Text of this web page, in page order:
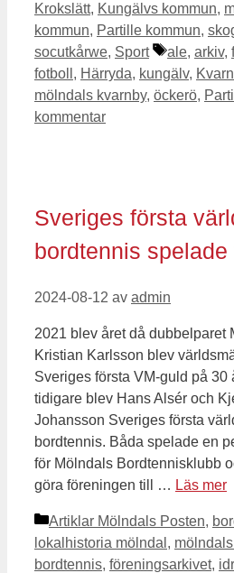
Krokslätt, Kungälvs kommun,
kommun, Partille kommun,
socutkårwe, Sport Etiketter
ale, arkiv,
fotboll , Härryda, kungälv,
mölndals kvarnby, öckerö,
kommentar
Sveriges första
bordtennis spelade
2024-08-12 av admin
2021 blev året då dubbelparet
Kristian Karlsson blev
Sveriges första VM-guld på 30
tidigare blev Hans Alsér och
Johansson Sveriges första
bordtennis. Båda spelade en
för Mölndals Bordtennisklubb
göra föreningen till … Läs mer
Kategorier
Artiklar Mölndals Posten,
lokalhistoria mölndal ,
bordtennis, föreningsarkivet,